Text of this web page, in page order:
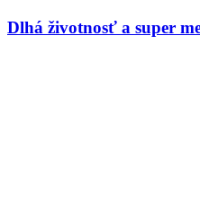
Dlhá životnosť a super